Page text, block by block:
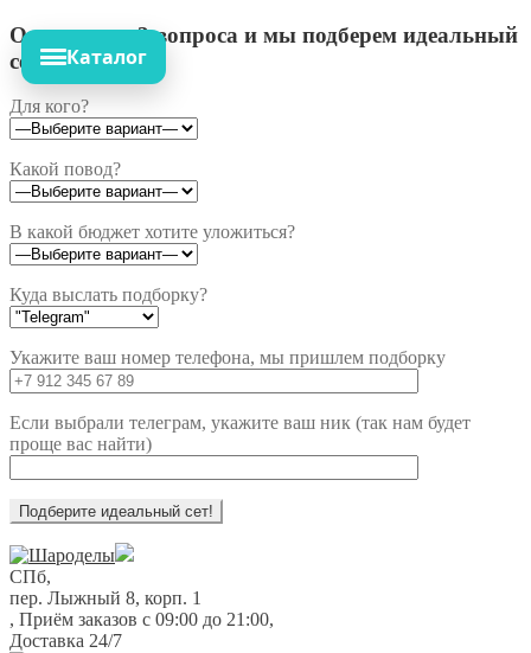
Ответьте на 3 вопроса и мы подберем идеальный
сет!
Для кого?
Какой повод?
В какой бюджет хотите уложиться?
Куда выслать подборку?
Укажите ваш номер телефона, мы пришлем подборку
Если выбрали телеграм, укажите ваш ник (так нам будет
проще вас найти)
Перейти
к
навигации
Перейти
к
содержимому
СПб,
пер. Лыжный 8, корп. 1
, Приём заказов с 09:00 до 21:00,
Доставка 24/7
Каталог